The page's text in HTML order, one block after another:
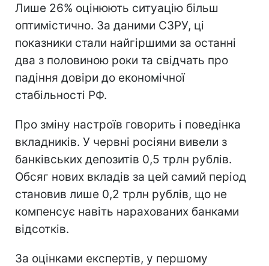
Лише 26% оцінюють ситуацію більш
оптимістично. За даними СЗРУ, ці
показники стали найгіршими за останні
два з половиною роки та свідчать про
падіння довіри до економічної
стабільності РФ.
Про зміну настроїв говорить і поведінка
вкладників. У червні росіяни вивели з
банківських депозитів 0,5 трлн рублів.
Обсяг нових вкладів за цей самий період
становив лише 0,2 трлн рублів, що не
компенсує навіть нарахованих банками
відсотків.
За оцінками експертів, у першому